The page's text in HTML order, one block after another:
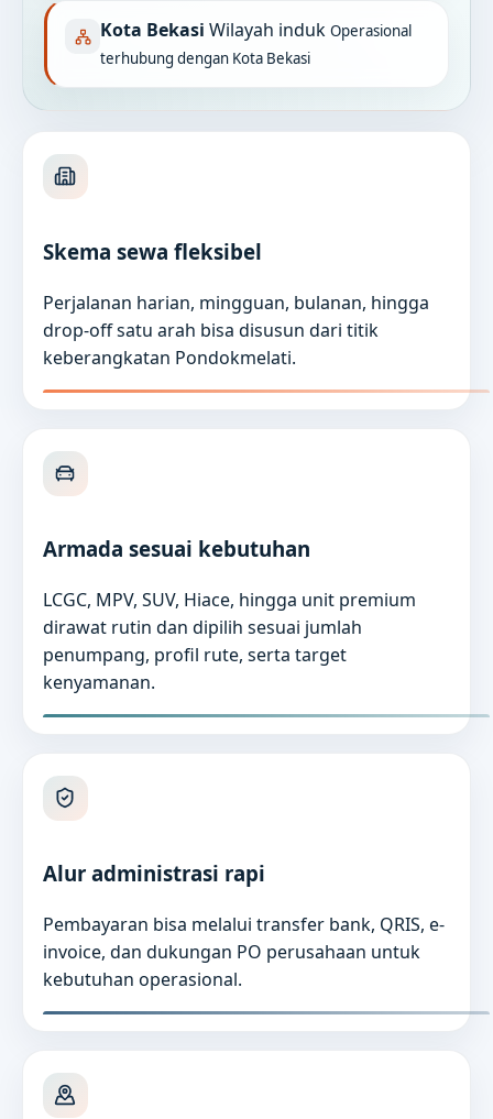
Kota Bekasi Wilayah induk Operasional
terhubung dengan Kota Bekasi
Skema sewa fleksibel
Perjalanan harian, mingguan, bulanan, hingga
drop-off satu arah bisa disusun dari titik
keberangkatan Pondokmelati.
Armada sesuai kebutuhan
LCGC, MPV, SUV, Hiace, hingga unit premium
dirawat rutin dan dipilih sesuai jumlah
penumpang, profil rute, serta target
kenyamanan.
Alur administrasi rapi
Pembayaran bisa melalui transfer bank, QRIS, e-
invoice, dan dukungan PO perusahaan untuk
kebutuhan operasional.